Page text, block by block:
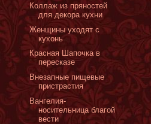
Коллаж из пряностей
для декора кухни
Женщины уходят с
кухонь
Красная Шапочка в
пересказе
Внезапные пищевые
пристрастия
Вангелия-
носительница благой
вести